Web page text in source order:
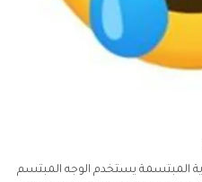
المبتسمة يستخدم الوجه المبتسم